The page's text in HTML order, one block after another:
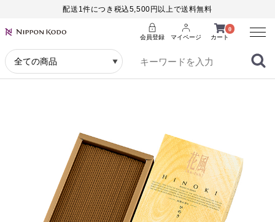
配送1件につき税込5,500円以上で送料無料
0
カート
会員登録 マイページ
Menu